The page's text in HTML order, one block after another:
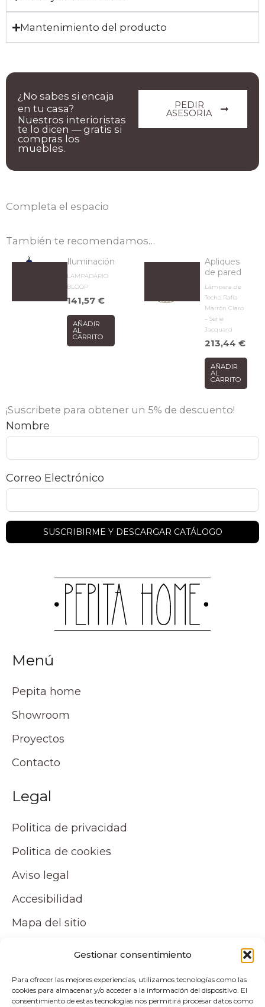
Gestionar consentimiento
Para ofrecer las mejores experiencias, utilizamos tecnologías como las
cookies para almacenar y/o acceder a la información del dispositivo. El
consentimiento de estas tecnologías nos permitirá procesar datos como
Mantenimiento del producto
PEDIR
ASESORIA
¿No sabes si encaja
en tu casa?
Nuestros interioristas
te lo dicen — gratis si
compras los
muebles.
Completa el espacio
También te recomendamos…
Iluminación
LAMPADARIO
BLOOP
141,57€
AÑADIR
AL
CARRITO
Apliques
de pared
Lámpara de
Techo Rafia
Marrón Claro
– Serie
Jacquard
213,44€
AÑADIR
AL
CARRITO
¡Suscribete para obtener un 5% de descuento!
Nombre
Correo Electrónico
Menú
Pepita home
Showroom
Proyectos
Contacto
Legal
Politica de privacidad
Politica de cookies
Aviso legal
Accesibilidad
Mapa del sitio
Tu cuenta
Mi cuenta